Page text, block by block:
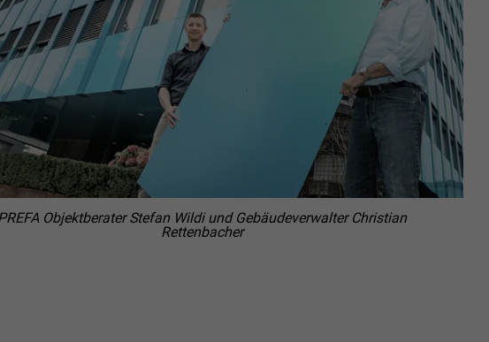
Objektberater Stefan Wildi und Gebäudeverwalter Christian
Rettenbacher